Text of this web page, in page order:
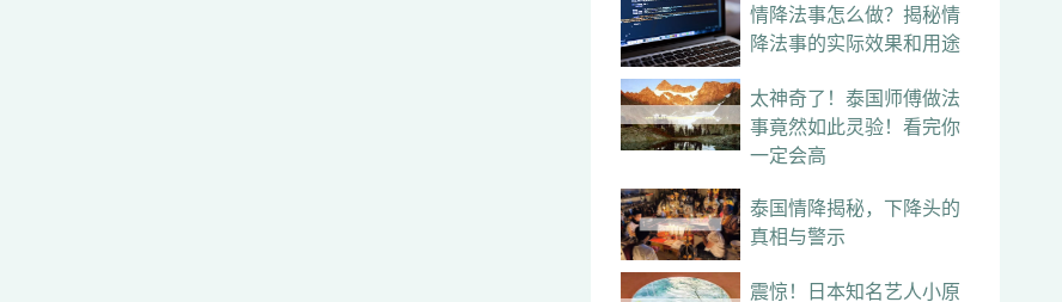
情降法事怎么做？揭秘情
降法事的实际效果和用途
太神奇了！泰国师傅做法
事竟然如此灵验！看完你
一定会高
泰国情降揭秘，下降头的
真相与警示
震惊！日本知名艺人小原